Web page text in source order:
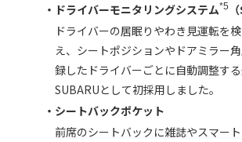
・ドライバーモニタリングシステム*5
ドライバーの居眠りやわき見運転を
え、シートポジションやドアミラー
録したドライバーごとに自動調整す
SUBARUとして初採用しました。
・シートバックポケット
前席のシートバックに雑誌やスマー